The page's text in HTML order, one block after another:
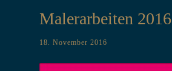
Malerarbeiten 2016
18. November 2016